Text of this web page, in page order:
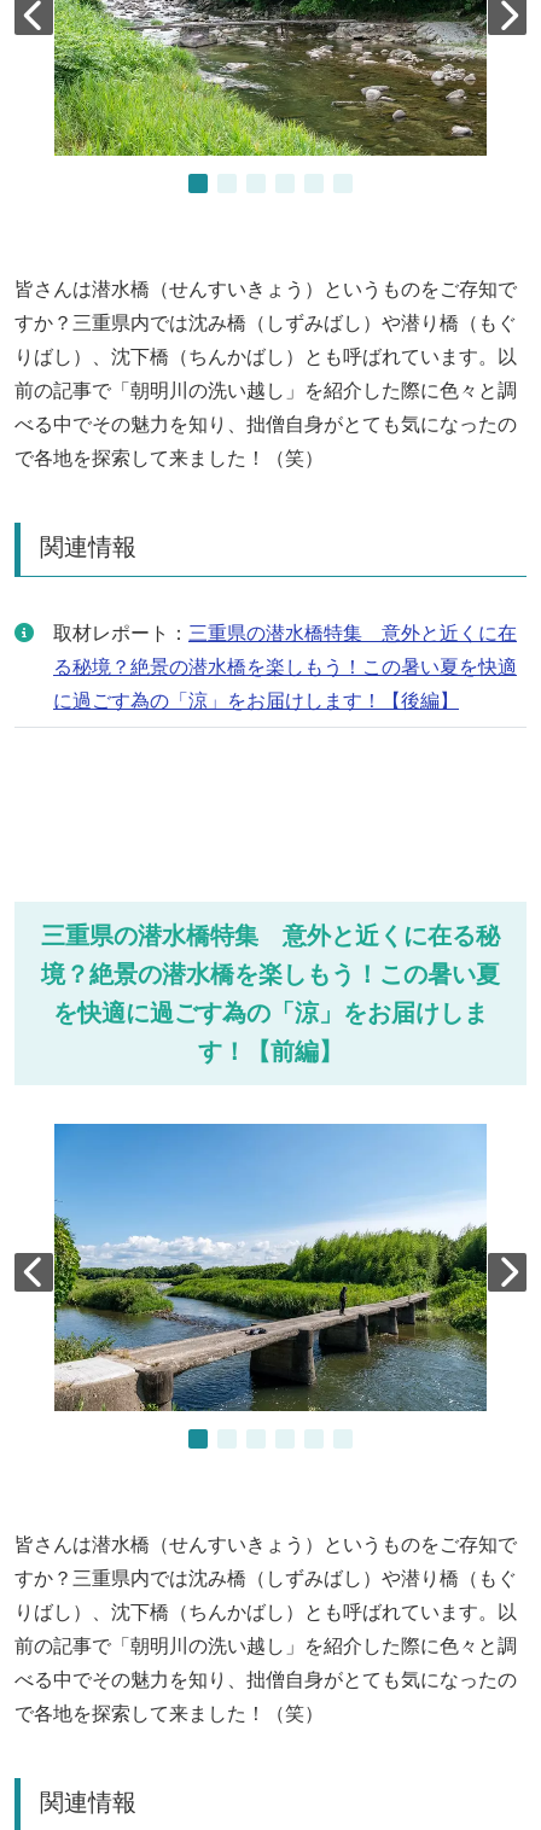
皆さんは潜水橋（せんすいきょう）というものをご存知で
すか？三重県内では沈み橋（しずみばし）や潜り橋（もぐ
りばし）、沈下橋（ちんかばし）とも呼ばれています。以
前の記事で「朝明川の洗い越し」を紹介した際に色々と調
べる中でその魅力を知り、拙僧自身がとても気になったの
で各地を探索して来ました！（笑）
関連情報
取材レポート： 三重県の潜水橋特集 意外と近くに在
る秘境？絶景の潜水橋を楽しもう！この暑い夏を快適
に過ごす為の「涼」をお届けします！【後編】
三重県の潜水橋特集 意外と近くに在る秘
境？絶景の潜水橋を楽しもう！この暑い夏
を快適に過ごす為の「涼」をお届けしま
す！【前編】
皆さんは潜水橋（せんすいきょう）というものをご存知で
すか？三重県内では沈み橋（しずみばし）や潜り橋（もぐ
りばし）、沈下橋（ちんかばし）とも呼ばれています。以
前の記事で「朝明川の洗い越し」を紹介した際に色々と調
べる中でその魅力を知り、拙僧自身がとても気になったの
で各地を探索して来ました！（笑）
関連情報